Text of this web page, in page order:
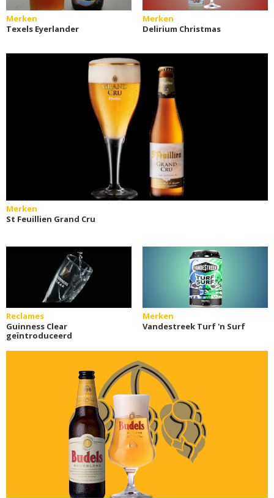
Merken
Texels Eyerlander
Merken
Delirium Christmas
Merken
St Feuillien Grand Cru
Reclames
Guinness Clear
geïntroduceerd
Merken
Vandestreek Turf 'n Surf